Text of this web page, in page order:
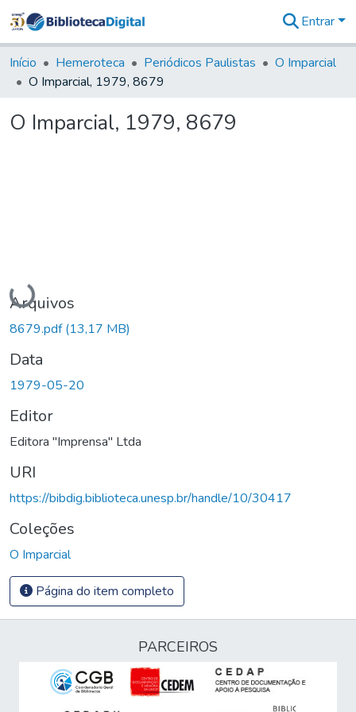
&
Coleções
Tudo na
Digital
Entrar
Início Hemeroteca Periódicos Paulistas
O Imparcial
O Imparcial, 1979, 8679
O Imparcial, 1979, 8679
Carregando...
Arquivos
8679.pdf(13,17 MB)
Data
1979-05-20
Editor
Editora "Imprensa" Ltda
URI
https://bibdig.biblioteca.unesp.br/handle/10/30417
Coleções
O Imparcial
Página do item completo
PARCEIROS